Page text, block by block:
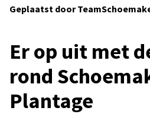
Geplaatst door
Er op uit met
rond
Plantage